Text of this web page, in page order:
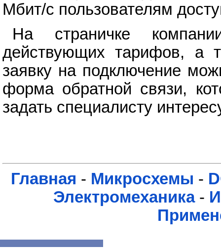
Мбит/с пользователям
На страничке
действующих тарифов, а
заявку на подключение
форма обратной связи,
задать специалисту
Главная - Микросхемы -
Электромеханика-